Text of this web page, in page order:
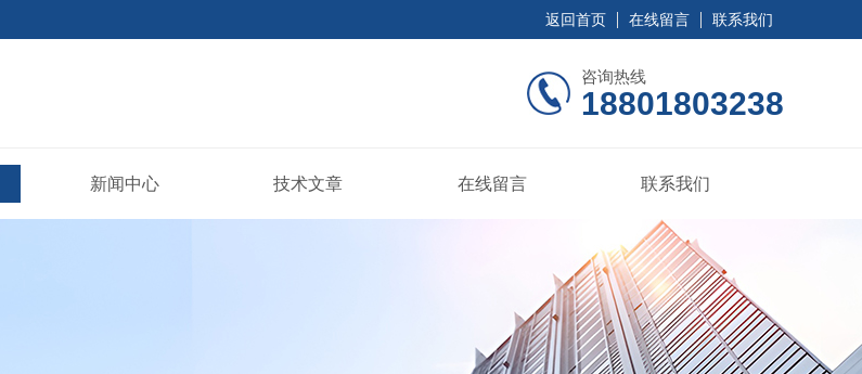
返回首页 在线留言 联系我们
咨询热线
18801803238
新闻中心 技术文章 在线留言 联系我们